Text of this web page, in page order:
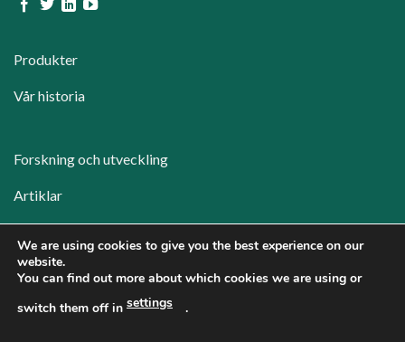
Produkter
Vår historia
Forskning och utveckling
Artiklar
Media
We are using cookies to give you the best experience on our
website.
You can find out more about which cookies we are using or
switch them off in settings .